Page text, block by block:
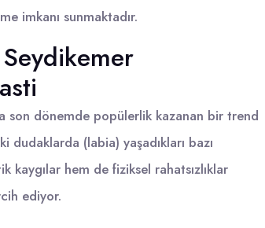
imkanı sunmaktadır.
son dönemde popülerlik kazanan bir trend
(labia) yaşadıkları bazı
kaygılar hem de fiziksel rahatsızlıklar
ediyor.